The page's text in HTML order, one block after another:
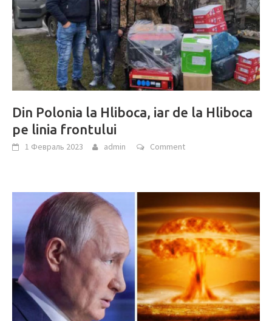
Din Polonia la Hliboca, iar de la Hliboca
pe linia frontului
1 Февраль 2023 admin Comment